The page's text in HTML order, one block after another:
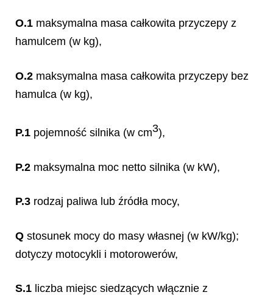
O.1 maksymalna masa całkowita przyczepy z
hamulcem (w kg),
O.2 maksymalna masa całkowita przyczepy bez
hamulca (w kg),
P.1 pojemność silnika (w cm3),
P.2 maksymalna moc netto silnika (w kW),
P.3 rodzaj paliwa lub źródła mocy,
Q stosunek mocy do masy własnej (w kW/kg);
dotyczy motocykli i motorowerów,
S.1 liczba miejsc siedzących włącznie z